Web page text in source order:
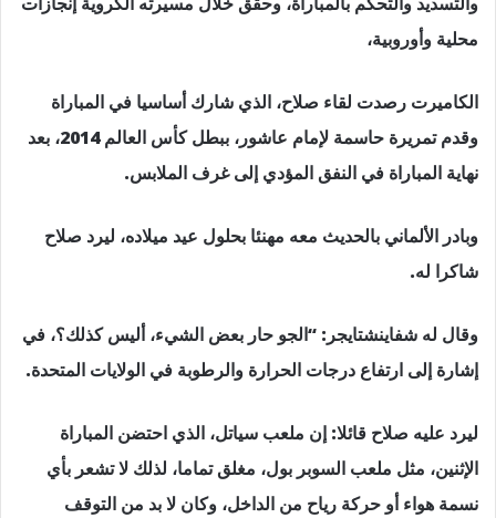
محلية وأوروبية،
الكاميرت رصدت لقاء صلاح، الذي شارك أساسيا في المباراة
وقدم تمريرة حاسمة لإمام عاشور، ببطل كأس العالم 2014، بعد
نهاية المباراة في النفق المؤدي إلى غرف الملابس.
وبادر الألماني بالحديث معه مهنئا بحلول عيد ميلاده، ليرد صلاح
شاكرا له.
وقال له شفاينشتايجر: “الجو حار بعض الشيء، أليس كذلك؟، في
إشارة إلى ارتفاع درجات الحرارة والرطوبة في الولايات المتحدة.
ليرد عليه صلاح قائلا: إن ملعب سياتل، الذي احتضن المباراة
الإثنين، مثل ملعب السوبر بول، مغلق تماما، لذلك لا تشعر بأي
نسمة هواء أو حركة رياح من الداخل، وكان لا بد من التوقف